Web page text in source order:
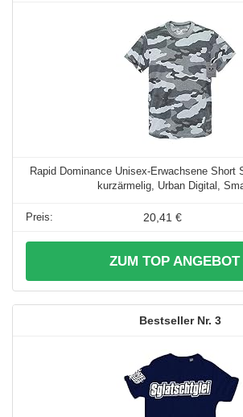
Rapid Dominance Unisex-Erwachsene Short
kurzärmelig, Urban Digital,
20,41 €
ZUM TOP ANGEBOT
3